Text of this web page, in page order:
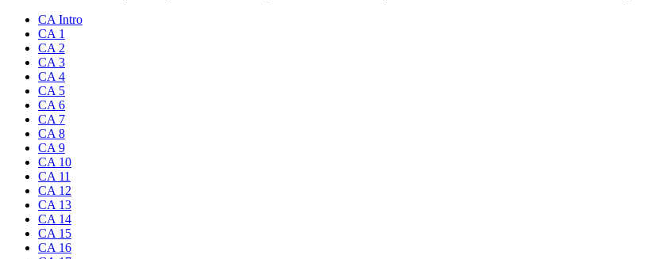
CA Intro
CA 1
CA 2
CA 3
CA 4
CA 5
CA 6
CA 7
CA 8
CA 9
CA 10
CA 11
CA 12
CA 13
CA 14
CA 15
CA 16